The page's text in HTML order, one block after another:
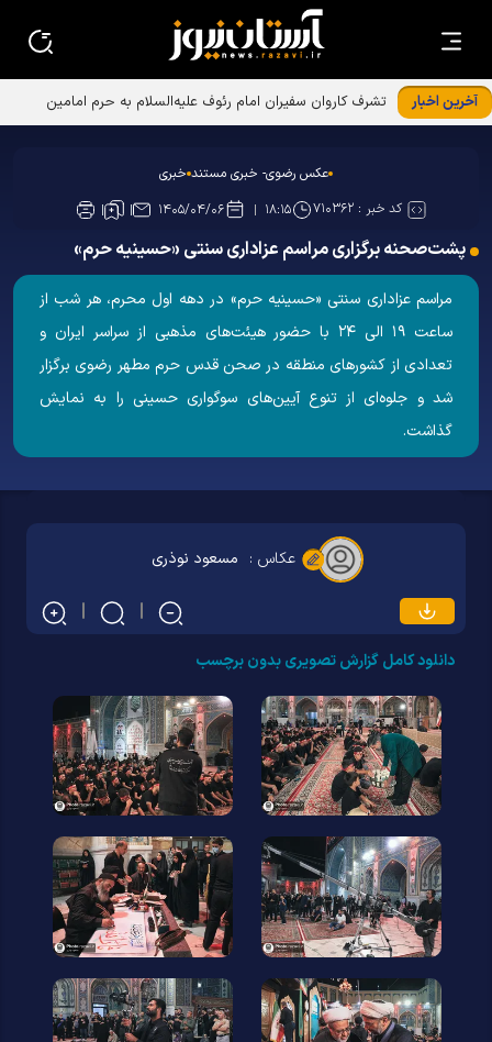
آخرین اخبار
تشرف کاروان سفیران امام رئوف علیه‌السلام به حرم امامین
عسکریین علیهماالسلام
عکس رضوی- خبری مستند خبری
کد خبر :۷۱۰۳۶۲ ۱۸:۱۵ ۱۴۰۵/۰۴/۰۶
پشت‌صحنه برگزاری مراسم عزاداری سنتی «حسینیه حرم»
مراسم عزاداری سنتی «حسینیه حرم» در دهه اول محرم، هر شب از
ساعت ۱۹ الی ۲۴ با حضور هیئت‌های مذهبی از سراسر ایران و
تعدادی از کشور‌های منطقه در صحن قدس حرم مطهر رضوی برگزار
شد و جلوه‌ای از تنوع آیین‌های سوگواری حسینی را به نمایش
گذاشت.
عکاس : مسعود نوذری
دانلود کامل گزارش تصویری بدون برچسب